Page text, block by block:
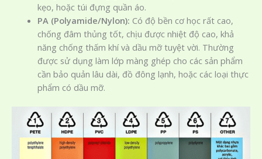
kẹo, hoặc túi đựng quần áo.
PA (Polyamide/Nylon): Có độ bền cơ học rất cao,
chống đâm thủng tốt, chịu được nhiệt độ cao, khả
năng chống thấm khí và dầu mỡ tuyệt vời. Thường
được sử dụng làm lớp màng ghép cho các sản phẩm
cần bảo quản lâu dài, đồ đông lạnh, hoặc các loại thực
phẩm có dầu mỡ.